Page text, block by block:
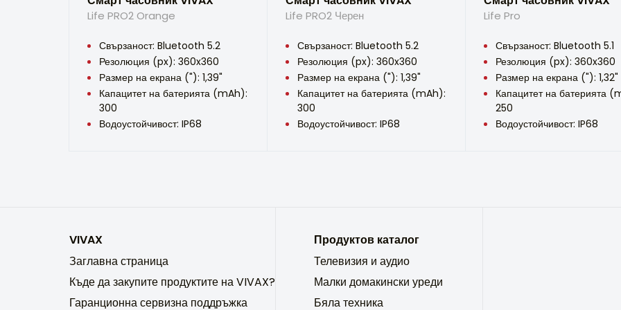
Life PRO2 Orange
Свързаност: Bluetooth 5.2
Резолюция (px): 360x360
Размер на екрана ("): 1,39"
Капацитет на батерията (mAh):
300
Водоустойчивост: IP68
Life PRO2 Черен
Свързаност: Bluetooth 5.2
Резолюция (px): 360x360
Размер на екрана ("): 1,39"
Капацитет на батерията (mAh):
300
Водоустойчивост: IP68
Life Pro
Свързаност: Bluetooth 5.1
Резолюция (px): 360x360
Размер на екрана ("): 1,32"
Капацитет на батерията
250
Водоустойчивост: IP68
VIVAX
Заглавна страница
Къде да закупите продуктите на VIVAX?
Гаранционна сервизна поддръжка
Продуктов каталог
Телевизия и аудио
Малки домакински уреди
Бяла техника